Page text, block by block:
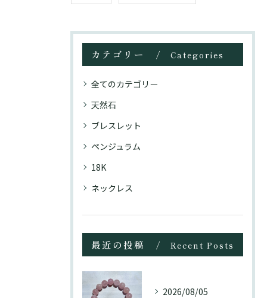
カテゴリー Categories
全てのカテゴリー
天然石
ブレスレット
ペンジュラム
18K
ネックレス
最近の投稿 Recent Posts
2026/08/05